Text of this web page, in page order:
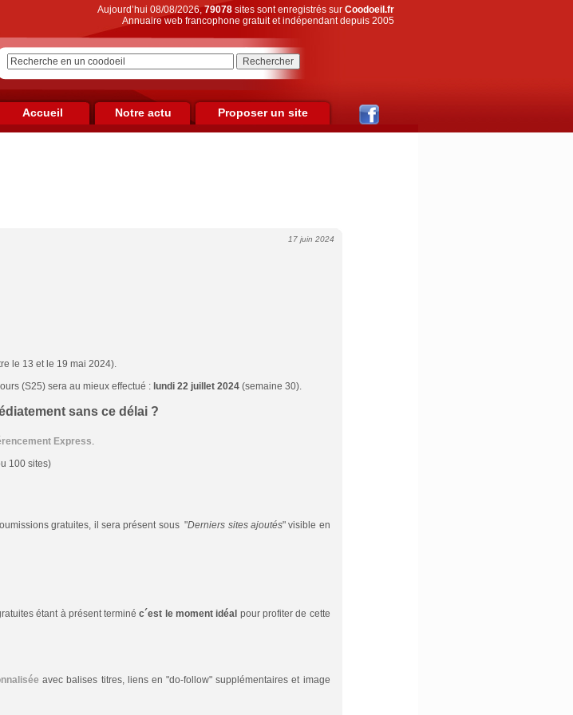
Aujourd’hui 08/08/2026,79078sites sont enregistrés sur Coodoeil.fr
Annuaire web francophone gratuit et indépendant depuis 2005
Accueil Notre actu Proposer un site
17 juin 2024
le 13 et le 19 mai 2024).
(S25) sera au mieux effectué : lundi 22 juillet 2024(semaine 30).
sans ce délai ?
Express.
100 sites)
gratuites, il sera présent sous "Derniers sites ajoutés" visible en
étant à présent terminéc´est le moment idéal pour profiter de cette
avec balises titres, liens en "do-follow" supplémentaires et image